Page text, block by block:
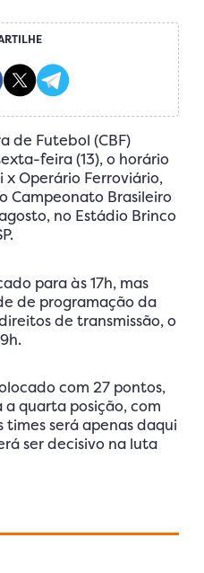
de Futebol (CBF)
feira (13), o horário
Operário Ferroviário,
Campeonato Brasileiro
no Estádio Brinco
para às 17h, mas
de programação da
de transmissão, o
com 27 pontos,
quarta posição, com
será apenas daqui
ser decisivo na luta